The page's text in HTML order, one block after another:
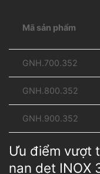
Mã sản phẩm
GNH.700.352
GNH.800.352
GNH.900.352
Ưu điểm vượt
nan dẹt INOX